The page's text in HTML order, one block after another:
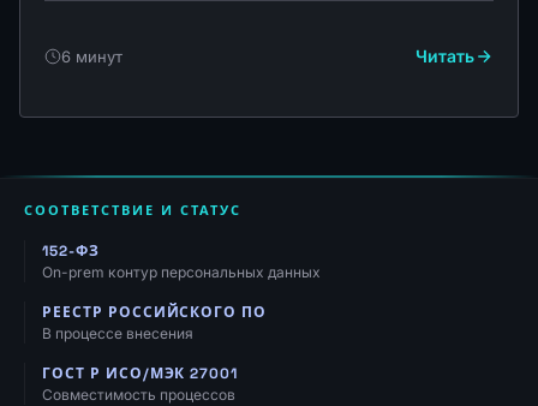
6 минут Читать
СООТВЕТСТВИЕ И СТАТУС
152-ФЗ
On-prem контур персональных данных
РЕЕСТР РОССИЙСКОГО ПО
В процессе внесения
ГОСТ Р ИСО/МЭК 27001
Совместимость процессов